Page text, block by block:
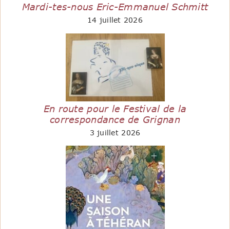
Mardi-tes-nous Eric-Emmanuel Schmitt
14 juillet 2026
En route pour le Festival de la
correspondance de Grignan
3 juillet 2026